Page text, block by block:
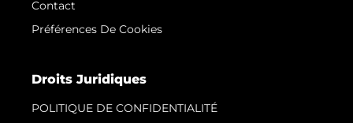
Contact
Préférences De Cookies
Droits Juridiques
POLITIQUE DE CONFIDENTIALITÉ